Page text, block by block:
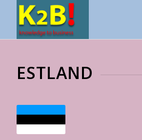
ESTLAND